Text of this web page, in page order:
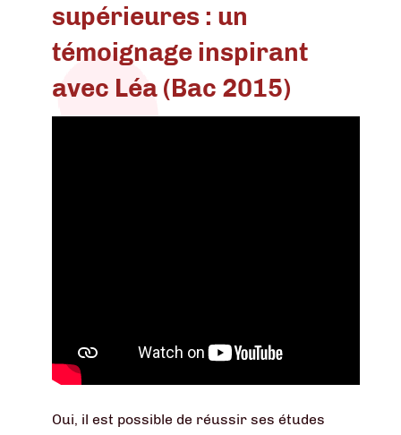
supérieures : un
témoignage inspirant
avec Léa (Bac 2015)
Oui, il est possible de réussir ses études